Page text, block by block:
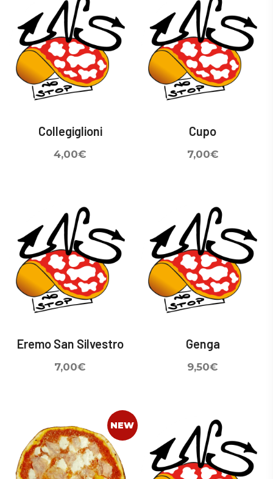
Collegiglioni
4,00€
Cupo
7,00€
Eremo San Silvestro
7,00€
Genga
9,50€
NEW